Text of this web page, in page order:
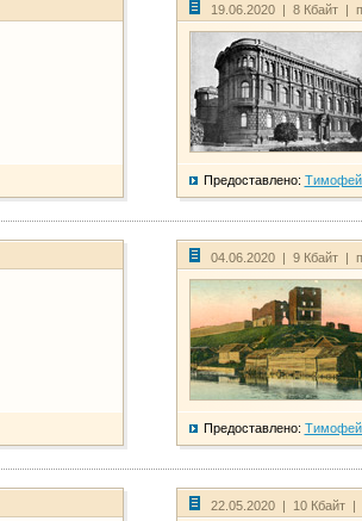
19.06.2020 | 8 Кбайт |
Предоставлено: Тимофей
04.06.2020 | 9 Кбайт |
Предоставлено: Тимофей
22.05.2020 | 10 Кбайт |